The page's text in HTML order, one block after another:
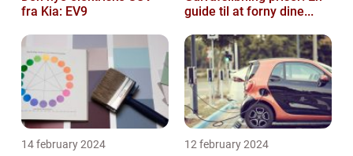
fra Kia: EV9
guide til at forny dine...
14 february 2024 12 february 2024